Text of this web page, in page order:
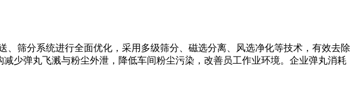
筛分系统进行全面优化，采用多级筛分、磁选分离、风选净化等技术，有效去除
少弹丸飞溅与粉尘外泄，降低车间粉尘污染，改善员工作业环境。企业弹丸消耗